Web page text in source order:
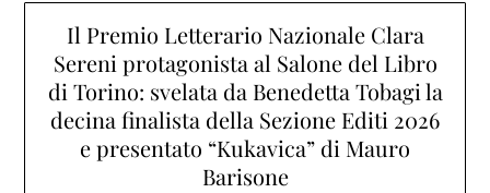
Il Premio Letterario Nazionale Clara
Sereni protagonista al Salone del Libro
di Torino: svelata da Benedetta Tobagi la
decina finalista della Sezione Editi 2026
e presentato “Kukavica” di Mauro
Barisone